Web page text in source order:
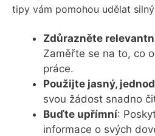
tipy vám pomohou udělat
Zdůrazněte
Zaměřte se na to, co
práce.
Použijte jasný,
svou žádost snadno
Buďte upřímní:
informace o svých